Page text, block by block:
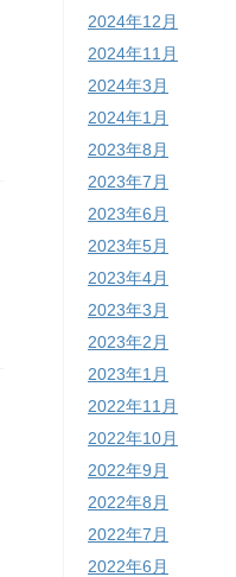
2024年12月
2024年11月
2024年3月
2024年1月
2023年8月
2023年7月
2023年6月
2023年5月
2023年4月
2023年3月
2023年2月
2023年1月
2022年11月
2022年10月
2022年9月
2022年8月
2022年7月
2022年6月